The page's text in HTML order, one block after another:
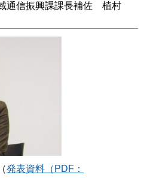
通信振興課課長補佐 植村
発表資料（PDF：